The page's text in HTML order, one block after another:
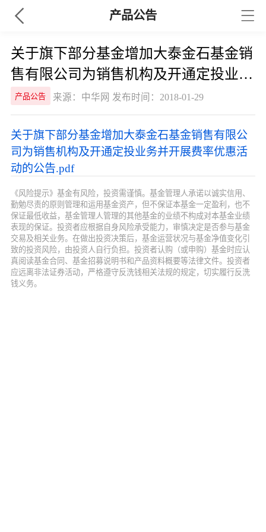
产品公告
关于旗下部分基金增加大泰金石基金销
售有限公司为销售机构及开通定投业务
并开展费率优惠活动的公告
产品公告 来源：中华网 发布时间：2018-01-29
关于旗下部分基金增加大泰金石基金销售有限公
司为销售机构及开通定投业务并开展费率优惠活
动的公告.pdf
《风险提示》基金有风险，投资需谨慎。基金管理人承诺以诚实信用、
勤勉尽责的原则管理和运用基金资产，但不保证本基金一定盈利，也不
保证最低收益，基金管理人管理的其他基金的业绩不构成对本基金业绩
表现的保证。投资者应根据自身风险承受能力，审慎决定是否参与基金
交易及相关业务。在做出投资决策后，基金运营状况与基金净值变化引
致的投资风险，由投资人自行负担。投资者认购（或申购）基金时应认
真阅读基金合同、基金招募说明书和产品资料概要等法律文件。投资者
应远离非法证券活动，严格遵守反洗钱相关法规的规定，切实履行反洗
钱义务。